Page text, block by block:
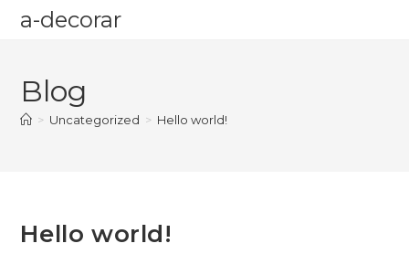
a-decorar
Blog
> Uncategorized > Hello world!
Hello world!